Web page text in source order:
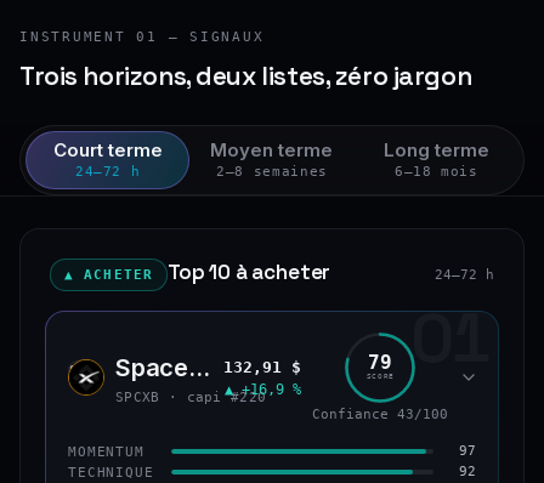
INSTRUMENT 01 — SIGNAUX
Trois horizons, deux listes, zéro jargon
Court terme
24–72 h
Moyen terme
2–8 semaines
Long terme
6–18 mois
▲ ACHETER Top 10 à acheter 24–72 h
01
SPCX SpaceX (bStocks Tokenized Stock)
SPCXB · capi #220
132,91 $
▲ +16,9 %
79
SCORE
Confiance 43/100
MOMENTUM 97
TECHNIQUE 92